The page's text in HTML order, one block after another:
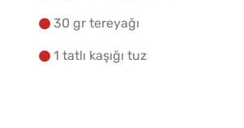
30 gr tereyağı
1 tatlı kaşığı tuz